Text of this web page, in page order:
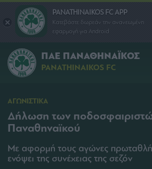
PANATHINAIKOS FC APP
Κατεβάστε δωρεάν την ανανεωμένη
εφαρμογή για Android
ΠΑΕ ΠΑΝΑΘΗΝΑΪΚΟΣ
PANATHINAIKOS FC
ΑΓΩΝΙΣΤΙΚΑ
Δήλωση των
Παναθηναϊκού
Με αφορμή τους αγώνες
ενόψει της συνέχειας της σεζόν